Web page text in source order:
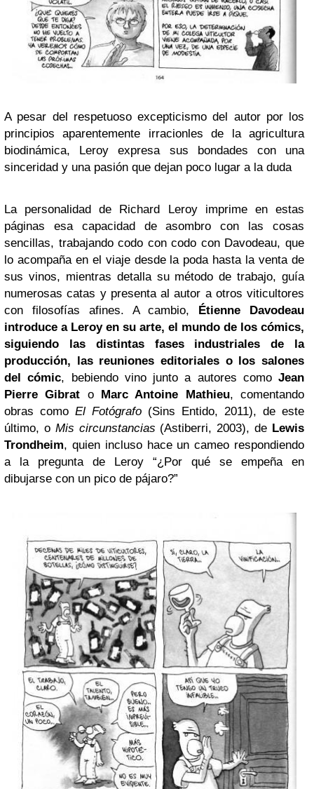
A pesar del respetuoso excepticismo del autor por los
principios aparentemente irracionles de la agricultura
biodinámica, Leroy expresa sus bondades con una
sinceridad y una pasión que dejan poco lugar a la duda
La personalidad de Richard Leroy imprime en estas
páginas esa capacidad de asombro con las cosas
sencillas, trabajando codo con codo con Davodeau, que
lo acompaña en el viaje desde la poda hasta la venta de
sus vinos, mientras detalla su método de trabajo, guía
numerosas catas y presenta al autor a otros viticultores
con filosofías afines. A cambio, Étienne Davodeau
introduce a Leroy en su arte, el mundo de los cómics,
siguiendo las distintas fases industriales de la
producción, las reuniones editoriales o los salones
del cómic, bebiendo vino junto a autores como Jean
Pierre Gibrat o Marc Antoine Mathieu, comentando
obras como El Fotógrafo (Sins Entido, 2011), de este
último, o Mis circunstancias (Astiberri, 2003), de Lewis
Trondheim, quien incluso hace un cameo respondiendo
a la pregunta de Leroy “¿Por qué se empeña en
dibujarse con un pico de pájaro?”